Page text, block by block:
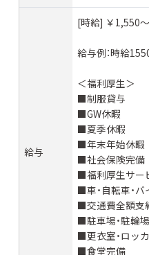
給与
[時給] ￥1,550〜
給与例：時給
＜福利厚生＞
■制服貸与
■GW休暇
■夏季休暇
■年末年始休暇
■社会保険完備
■福利厚生サー
■車・自転車・
■交通費全額支
■駐車場・駐輪場
■更衣室・ロッ
■食堂完備